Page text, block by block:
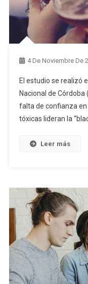
4 De Noviembre De
El estudio se realizó
Nacional de Córdoba
falta de confianza
tóxicas lideran la
Leer más